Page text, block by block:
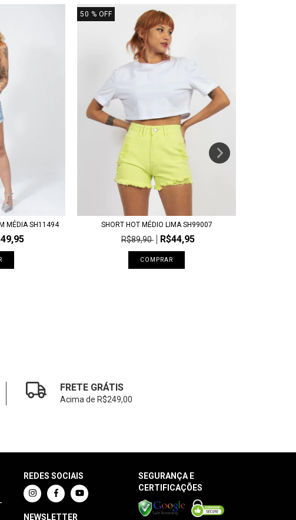
MÉDIA SH11494
50 % OFF
SHORT HOT MÉDIO LIMA SH99007
R$89,90 R$44,95
COMPRAR
FRETE GRÁTIS
Acima de R$249,00
REDES SOCIAIS
NEWSLETTER
SEGURANÇA E
CERTIFICAÇÕES